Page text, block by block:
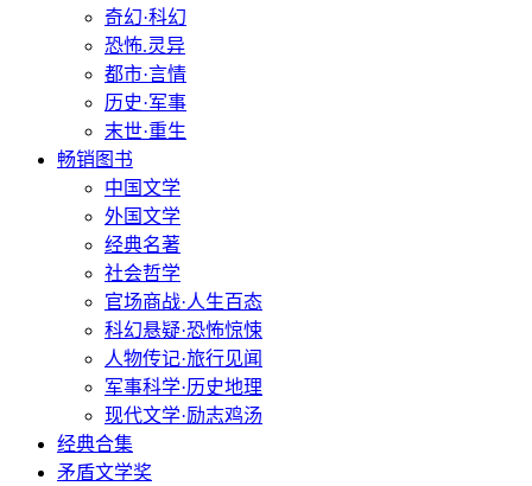
奇幻·科幻
恐怖.灵异
都市·言情
历史·军事
末世·重生
畅销图书
中国文学
外国文学
经典名著
社会哲学
官场商战·人生百态
科幻悬疑·恐怖惊悚
人物传记·旅行见闻
军事科学·历史地理
现代文学·励志鸡汤
经典合集
矛盾文学奖